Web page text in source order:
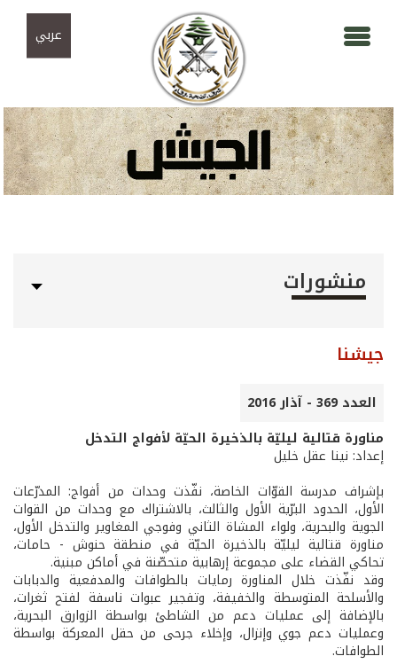
عربي
منشورات
جيشنا
العدد 369 - آذار 2016
مناورة قتالية ليليّة بالذخيرة الحيّة لأفواج التدخل
إعداد: نينا عقل خليل
بإشراف مدرسة القوّات الخاصة، نفّذت وحدات من أفواج: المدرّعات
الأول، الحدود البرّية الأول والثالث، بالاشتراك مع وحدات من القوات
الجوية والبحرية، ولواء المشاة الثاني وفوجي المغاوير والتدخل الأول،
مناورة قتالية ليليّة بالذخيرة الحيّة في منطقة حنوش - حامات،
تحاكي القضاء على مجموعة إرهابية متحصّنة في أماكن مبنية.
وقد نفّذت خلال المناورة رمايات بالطوافات والمدفعية والدبابات
والأسلحة المتوسطة والخفيفة، وتفجير عبوات ناسفة لفتح ثغرات،
بالإضافة إلى عمليات دعم من الشاطئ بواسطة الزوارق البحرية،
وعمليات دعم جوي وإنزال، وإخلاء جرحى من حقل المعركة بواسطة
الطوافات.